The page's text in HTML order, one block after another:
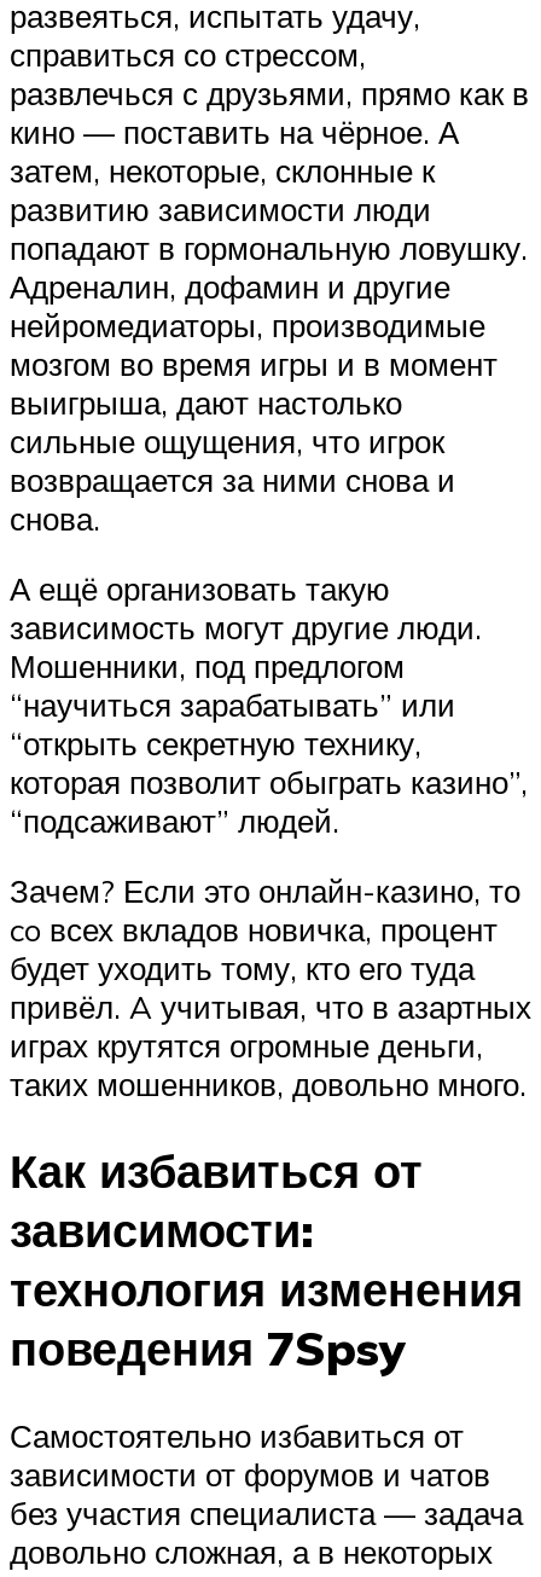
развеяться, испытать удачу,
справиться со стрессом,
развлечься с друзьями, прямо как в
кино — поставить на чёрное. А
затем, некоторые, склонные к
развитию зависимости люди
попадают в гормональную ловушку.
Адреналин, дофамин и другие
нейромедиаторы, производимые
мозгом во время игры и в момент
выигрыша, дают настолько
сильные ощущения, что игрок
возвращается за ними снова и
снова.
А ещё организовать такую
зависимость могут другие люди.
Мошенники, под предлогом
“научиться зарабатывать” или
“открыть секретную технику,
которая позволит обыграть казино”,
“подсаживают” людей.
Зачем? Если это онлайн-казино, то
co всех вкладов новичка, процент
будет уходить тому, кто его туда
привёл. A учитывая, что в азартных
играх крутятся огромные деньги,
таких мошенников, довольно много.
Как избавиться от
зависимости:
технология изменения
поведения 7Spsy
Самостоятельно избавиться от
зависимости от форумов и чатов
без участия специалиста — задача
довольно сложная, а в некоторых